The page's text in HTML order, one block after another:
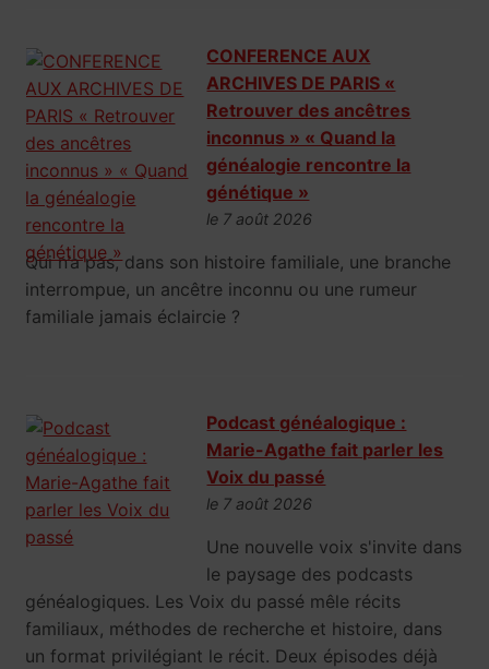
CONFERENCE AUX
ARCHIVES DE PARIS «
Retrouver des ancêtres
inconnus » « Quand la
généalogie rencontre la
génétique »
le 7 août 2026
Qui n’a pas, dans son histoire familiale, une branche
interrompue, un ancêtre inconnu ou une rumeur
familiale jamais éclaircie ?
Podcast généalogique :
Marie-Agathe fait parler les
Voix du passé
le 7 août 2026
Une nouvelle voix s'invite dans
le paysage des podcasts
généalogiques. Les Voix du passé mêle récits
familiaux, méthodes de recherche et histoire, dans
un format privilégiant le récit. Deux épisodes déjà